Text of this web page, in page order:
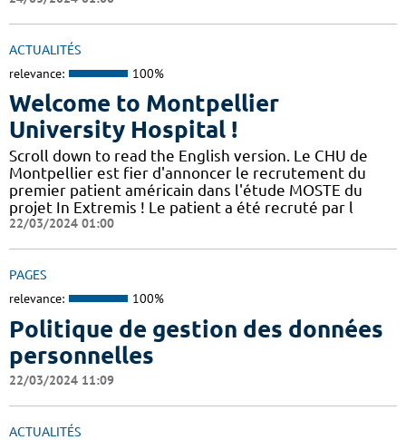
ACTUALITÉS
relevance: 100%
Welcome to Montpellier
University Hospital !
Scroll down to read the English version. Le CHU de
Montpellier est fier d'annoncer le recrutement du
premier patient américain dans l'étude MOSTE du
projet In Extremis ! Le patient a été recruté par l
22/03/2024 01:00
PAGES
relevance: 100%
Politique de gestion des données
personnelles
22/03/2024 11:09
ACTUALITÉS